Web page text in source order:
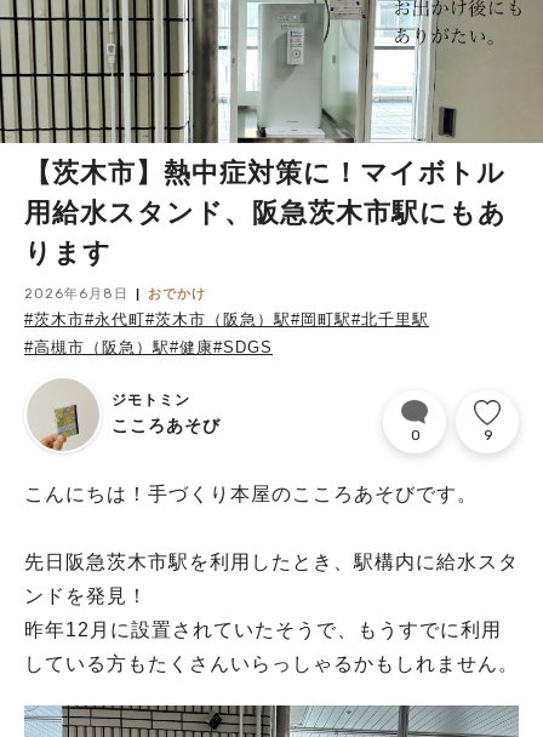
【茨木市】熱中症対策に！マイボトル
用給水スタンド、阪急茨木市駅にもあ
ります
2026年6月8日 おでかけ
#茨木市#永代町#茨木市（阪急）駅#岡町駅#北千里駅
#高槻市（阪急）駅#健康#SDGS
ジモトミン
こころあそび 0 9
こんにちは！手づくり本屋のこころあそびです。
先日阪急茨木市駅を利用したとき、駅構内に給水スタ
ンドを発見！
昨年12月に設置されていたそうで、もうすでに利用
している方もたくさんいらっしゃるかもしれません。